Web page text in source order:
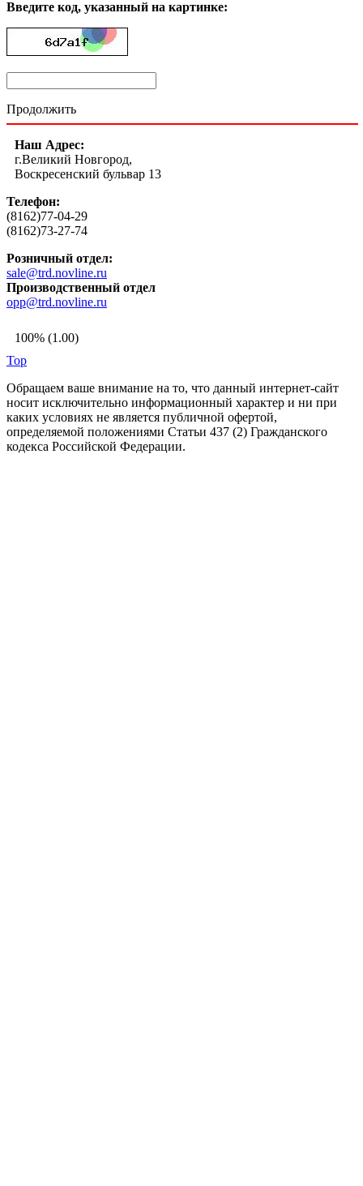
Введите код, указанный на картинке:
Продолжить
Наш Адрес:
г.Великий Новгород,
Воскресенский бульвар 13
Телефон:
(8162)77-04-29
(8162)73-27-74
Розничный отдел:
sale@trd.novline.ru
Производственный отдел
opp@trd.novline.ru
100% (1.00)
Top
Обращаем ваше внимание на то, что данный интернет-сайт
носит исключительно информационный характер и ни при
каких условиях не является публичной офертой,
определяемой положениями Статьи 437 (2) Гражданского
кодекса Российской Федерации.